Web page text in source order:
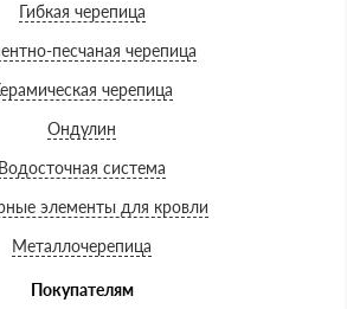
Гибкая черепица
песчаная черепица
черепица
Ондулин
Водосточная система
элементы для кровли
Металлочерепица
Покупателям